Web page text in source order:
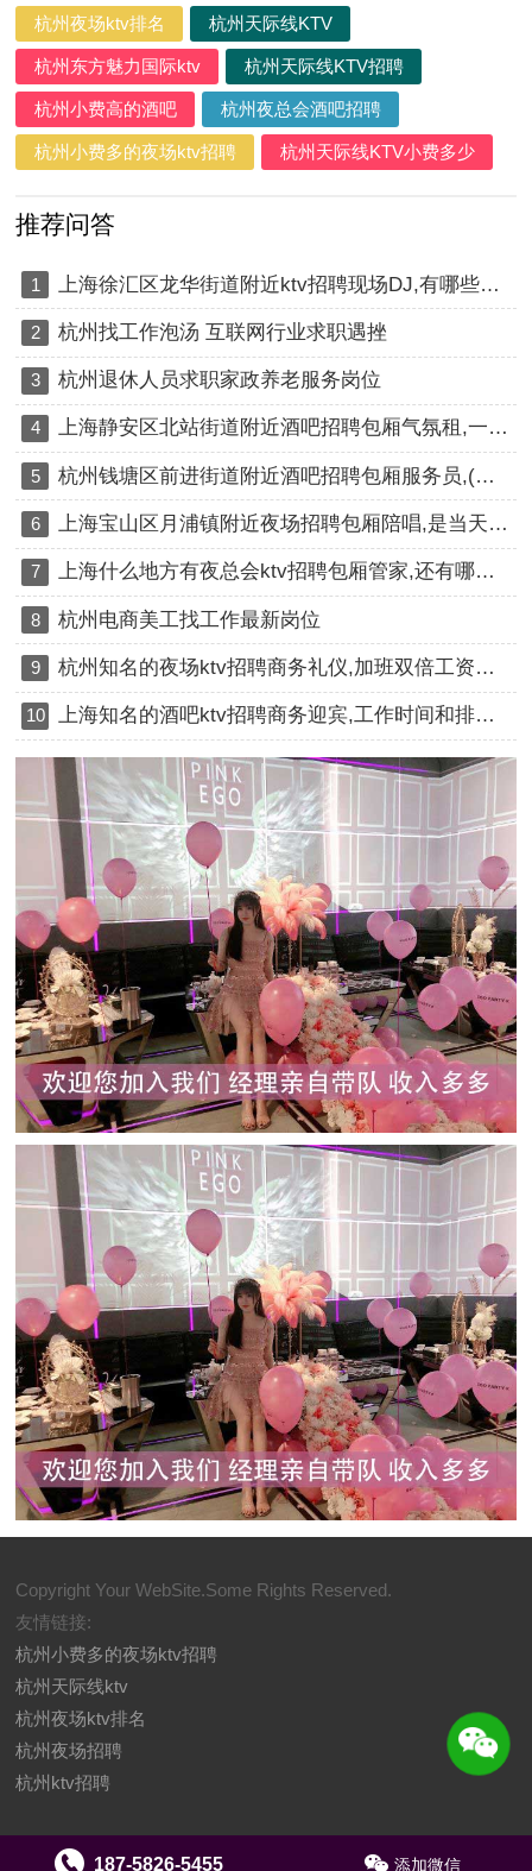
杭州夜场ktv排名 杭州天际线KTV
杭州东方魅力国际ktv 杭州天际线KTV招聘
杭州小费高的酒吧 杭州夜总会酒吧招聘
杭州小费多的夜场ktv招聘 杭州天际线KTV小费多少
推荐问答
1 上海徐汇区龙华街道附近ktv招聘现场DJ,有哪些工作岗位
2 杭州找工作泡汤 互联网行业求职遇挫
3 杭州退休人员求职家政养老服务岗位
4 上海静安区北站街道附近酒吧招聘包厢气氛租,一个月上几天班
5 杭州钱塘区前进街道附近酒吧招聘包厢服务员,(不抽台费)
6 上海宝山区月浦镇附近夜场招聘包厢陪唱,是当天上班当天发薪吗？
7 上海什么地方有夜总会ktv招聘包厢管家,还有哪些职位
8 杭州电商美工找工作最新岗位
9 杭州知名的夜场ktv招聘商务礼仪,加班双倍工资吗？
10 上海知名的酒吧ktv招聘商务迎宾,工作时间和排班制度是怎样的？
Copyright Your WebSite.Some Rights Reserved.
友情链接:
杭州小费多的夜场ktv招聘
杭州天际线ktv
杭州夜场ktv排名
杭州夜场招聘
杭州ktv招聘
187-5826-5455 添加微信